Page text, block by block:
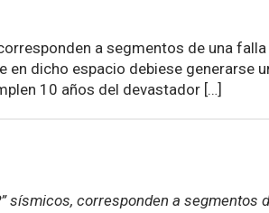
a segmentos de una
dicho espacio debiese generarse
10 años del devastador […]
sísmicos, corresponden a segmentos